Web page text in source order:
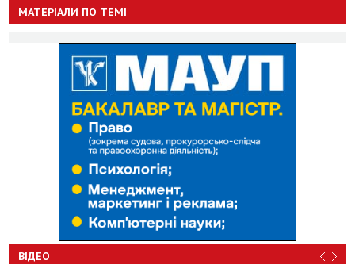
МАТЕРІАЛИ ПО ТЕМІ
ВІДЕО